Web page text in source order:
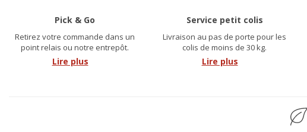
Pick & Go
Retirez votre commande dans un
point relais ou notre entrepôt.
Lire plus
Service petit colis
Livraison au pas de porte pour les
colis de moins de 30 kg.
Lire plus